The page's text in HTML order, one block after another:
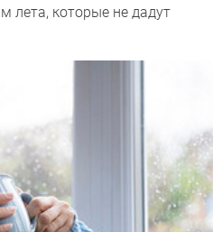
лета, которые не дадут